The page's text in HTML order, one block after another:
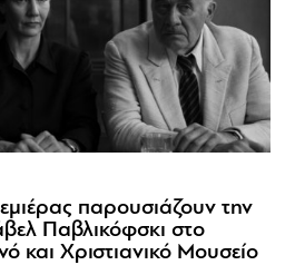
παρουσιάζουν την
Παβλικόφσκι στο
και Χριστιανικό Μουσείο